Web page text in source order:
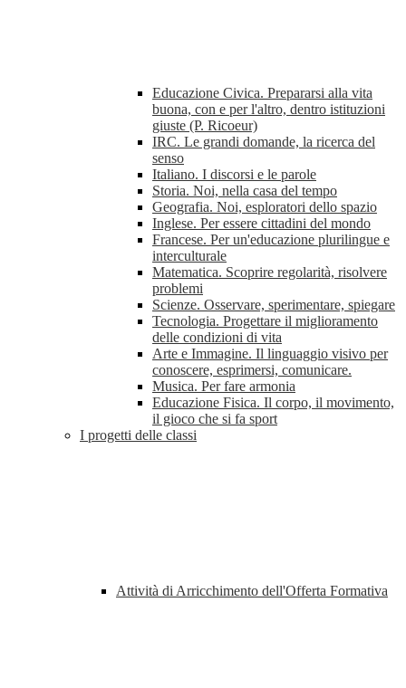
Educazione Civica. Prepararsi alla vita
buona, con e per l'altro, dentro istituzioni
giuste (P. Ricoeur)
IRC. Le grandi domande, la ricerca del
senso
Italiano. I discorsi e le parole
Storia. Noi, nella casa del tempo
Geografia. Noi, esploratori dello spazio
Inglese. Per essere cittadini del mondo
Francese. Per un'educazione plurilingue e
interculturale
Matematica. Scoprire regolarità, risolvere
problemi
Scienze. Osservare, sperimentare, spiegare
Tecnologia. Progettare il miglioramento
delle condizioni di vita
Arte e Immagine. Il linguaggio visivo per
conoscere, esprimersi, comunicare.
Musica. Per fare armonia
Educazione Fisica. Il corpo, il movimento,
il gioco che si fa sport
I progetti delle classi
Attività di Arricchimento dell'Offerta Formativa